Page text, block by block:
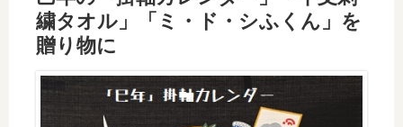
繍タオル」「ミ・ド・シふくん」を
贈り物に